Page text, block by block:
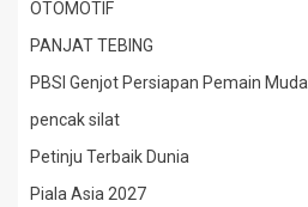
OTOMOTIF
PANJAT TEBING
PBSI Genjot Persiapan Pemain Muda
pencak silat
Petinju Terbaik Dunia
Piala Asia 2027